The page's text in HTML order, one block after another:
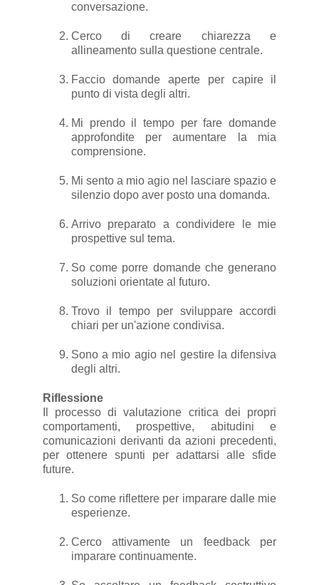
conversazione.
Cerco di creare chiarezza e
allineamento sulla questione centrale.
Faccio domande aperte per capire il
punto di vista degli altri.
Mi prendo il tempo per fare domande
approfondite per aumentare la mia
comprensione.
Mi sento a mio agio nel lasciare spazio e
silenzio dopo aver posto una domanda.
Arrivo preparato a condividere le mie
prospettive sul tema.
So come porre domande che generano
soluzioni orientate al futuro.
Trovo il tempo per sviluppare accordi
chiari per un'azione condivisa.
Sono a mio agio nel gestire la difensiva
degli altri.
Riflessione
Il processo di valutazione critica dei propri
comportamenti, prospettive, abitudini e
comunicazioni derivanti da azioni precedenti,
per ottenere spunti per adattarsi alle sfide
future.
So come riflettere per imparare dalle mie
esperienze.
Cerco attivamente un feedback per
imparare continuamente.